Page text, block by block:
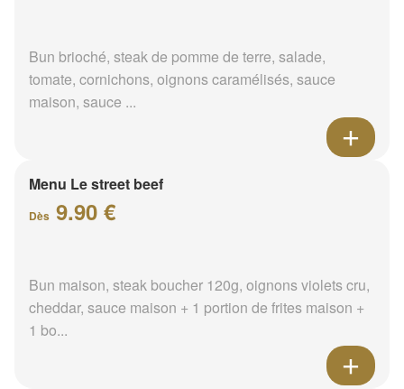
Bun brioché, steak de pomme de terre, salade,
tomate, cornichons, oignons caramélisés, sauce
maison, sauce ...
Menu Le street beef
Dès 9.90 €
Bun maison, steak boucher 120g, oignons violets cru,
cheddar, sauce maison + 1 portion de frites maison +
1 bo...